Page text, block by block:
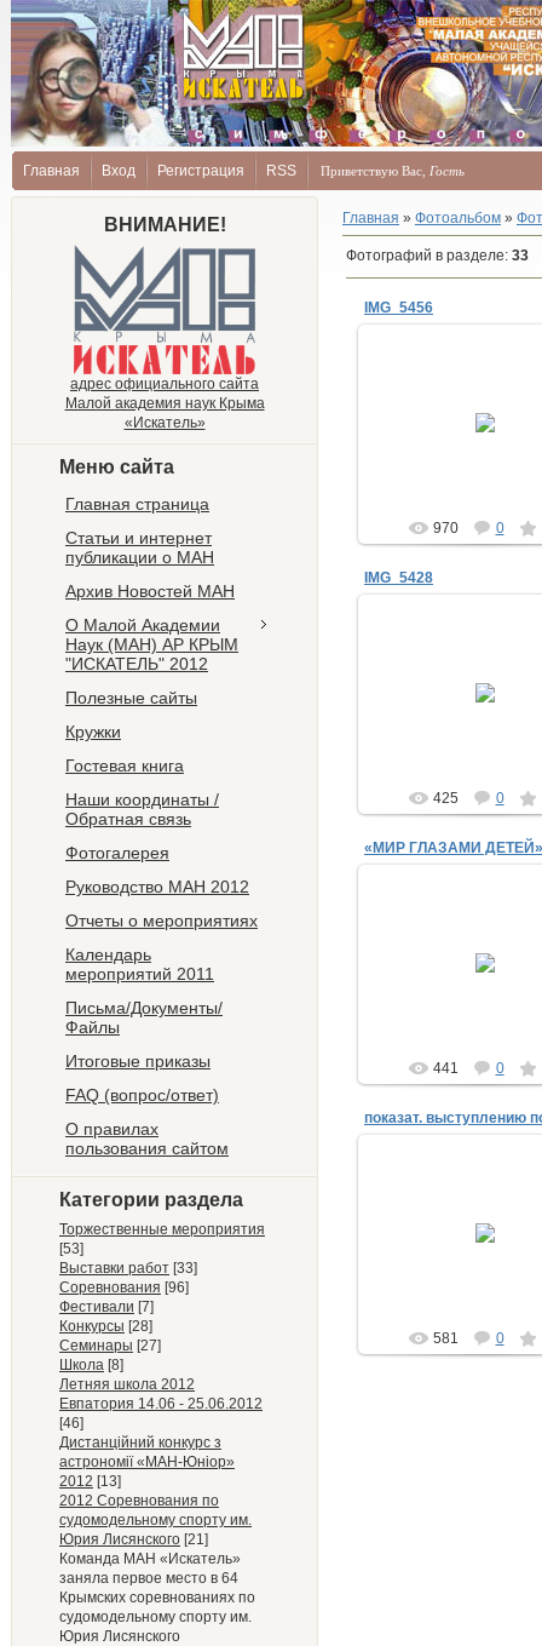
Главная Вход Регистрация RSS Приветствую Вас Гость
ВНИМАНИЕ!
адрес официального сайта
Малой академия наук Крыма
«Искатель»
Меню сайта
Главная страница
Статьи и интернет
публикации о МАН
Архив Новостей МАН
О Малой Академии
Наук (МАН) АР КРЫМ
"ИСКАТЕЛЬ" 2012
Полезные сайты
Кружки
Гостевая книга
Наши координаты /
Обратная связь
Фотогалерея
Руководство МАН 2012
Отчеты о мероприятиях
Календарь
мероприятий 2011
Письма/Документы/
Файлы
Итоговые приказы
FAQ (вопрос/ответ)
О правилах
пользования сайтом
Категории раздела
Торжественные мероприятия
[53]
Выставки работ [33]
Соревнования [96]
Фестивали [7]
Конкурсы [28]
Семинары [27]
Школа [8]
Летняя школа 2012
Евпатория 14.06 - 25.06.2012
[46]
Дистанційний конкурс з
астрономії «МАН-Юніор»
2012 [13]
2012 Соревнования по
судомодельному спорту им.
Юрия Лисянского [21]
Команда МАН «Искатель»
заняла первое место в 64
Крымских соревнованиях по
судомодельному спорту им.
Юрия Лисянского
Главная » Фотоальбом »
Фотографий в разделе: 33
IMG_5456
970 0
IMG_5428
425 0
«МИР ГЛАЗАМИ
441 0
581 0